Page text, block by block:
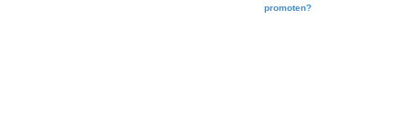
promoten?